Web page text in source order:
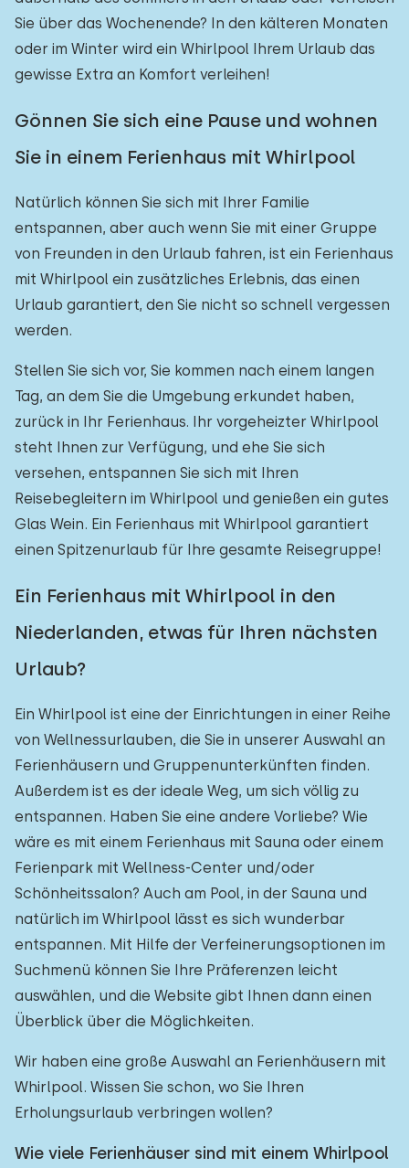
Freibad 0
Kinderanimation
Zugänglichkeit
Eingeschränkte Mobilität
Rollstuhlgerecht
Hilfsmittel
Sie über das Wochenende? In den kälteren Monaten
oder im Winter wird ein Whirlpool Ihrem Urlaub das
gewisse Extra an Komfort verleihen!
Gönnen Sie sich eine Pause und wohnen
Sie in einem Ferienhaus mit Whirlpool
Natürlich können Sie sich mit Ihrer Familie
entspannen, aber auch wenn Sie mit einer Gruppe
von Freunden in den Urlaub fahren, ist ein Ferienhaus
mit Whirlpool ein zusätzliches Erlebnis, das einen
Urlaub garantiert, den Sie nicht so schnell vergessen
werden.
Stellen Sie sich vor, Sie kommen nach einem langen
Tag, an dem Sie die Umgebung erkundet haben,
zurück in Ihr Ferienhaus. Ihr vorgeheizter Whirlpool
steht Ihnen zur Verfügung, und ehe Sie sich
versehen, entspannen Sie sich mit Ihren
Reisebegleitern im Whirlpool und genießen ein gutes
Glas Wein. Ein Ferienhaus mit Whirlpool garantiert
einen Spitzenurlaub für Ihre gesamte Reisegruppe!
Ein Ferienhaus mit Whirlpool in den
Niederlanden, etwas für Ihren nächsten
Urlaub?
Ein Whirlpool ist eine der Einrichtungen in einer Reihe
von Wellnessurlauben, die Sie in unserer Auswahl an
Ferienhäusern und Gruppenunterkünften finden.
Außerdem ist es der ideale Weg, um sich völlig zu
entspannen. Haben Sie eine andere Vorliebe? Wie
wäre es mit einem Ferienhaus mit Sauna oder einem
Ferienpark mit Wellness-Center und/oder
Schönheitssalon? Auch am Pool, in der Sauna und
natürlich im Whirlpool lässt es sich wunderbar
entspannen. Mit Hilfe der Verfeinerungsoptionen im
Suchmenü können Sie Ihre Präferenzen leicht
auswählen, und die Website gibt Ihnen dann einen
Überblick über die Möglichkeiten.
Wir haben eine große Auswahl an Ferienhäusern mit
Whirlpool. Wissen Sie schon, wo Sie Ihren
Erholungsurlaub verbringen wollen?
Wie viele Ferienhäuser sind mit einem Whirlpool